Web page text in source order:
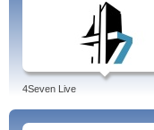
4Seven Live